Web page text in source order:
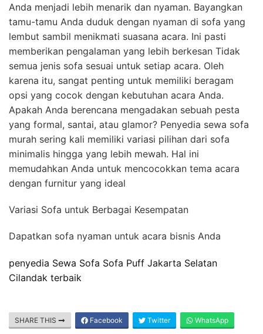
Anda menjadi lebih menarik dan nyaman. Bayangkan
tamu-tamu Anda duduk dengan nyaman di sofa yang
lembut sambil menikmati suasana acara. Ini pasti
memberikan pengalaman yang lebih berkesan Tidak
semua jenis sofa sesuai untuk setiap acara. Oleh
karena itu, sangat penting untuk memiliki beragam
opsi yang cocok dengan kebutuhan acara Anda.
Apakah Anda berencana mengadakan sebuah pesta
yang formal, santai, atau glamor? Penyedia sewa sofa
murah sering kali memiliki variasi pilihan dari sofa
minimalis hingga yang lebih mewah. Hal ini
memudahkan Anda untuk mencocokkan tema acara
dengan furnitur yang ideal
Variasi Sofa untuk Berbagai Kesempatan
Dapatkan sofa nyaman untuk acara bisnis Anda
penyedia Sewa Sofa Sofa Puff Jakarta Selatan
Cilandak terbaik
SHARE THIS Facebook Twitter WhatsApp